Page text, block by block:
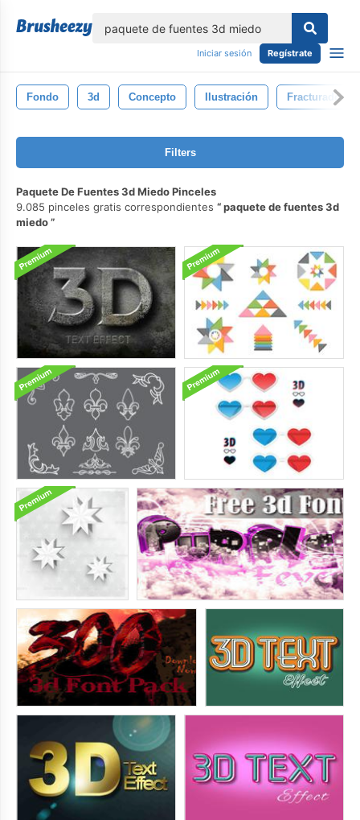
Iniciar sesión Regístrate
Fondo 3d Concepto Ilustración Fracturado
Filters
Paquete De Fuentes 3d Miedo Pinceles
9.085 pinceles gratis correspondientes
paquete de fuentes 3d
miedo